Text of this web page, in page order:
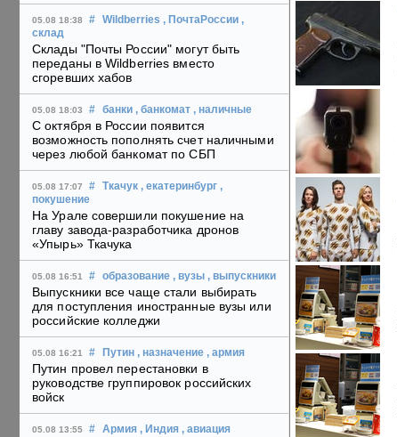
05.08 18:38 # Wildberries , ПочтаРоссии ,
склад
Склады "Почты России" могут быть
переданы в Wildberries вместо
сгоревших хабов
05.08 18:03 # банки , банкомат , наличные
С октября в России появится
возможность пополнять счет наличными
через любой банкомат по СБП
05.08 17:07 # Ткачук , екатеринбург ,
покушение
На Урале совершили покушение на
главу завода-разработчика дронов
«Упырь» Ткачука
05.08 16:51 # образование , вузы , выпускники
Выпускники все чаще стали выбирать
для поступления иностранные вузы или
российские колледжи
05.08 16:21 # Путин , назначение , армия
Путин провел перестановки в
руководстве группировок российских
войск
05.08 13:55 # Армия , Индия , авиация